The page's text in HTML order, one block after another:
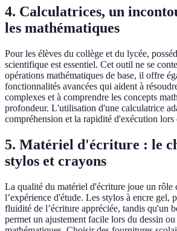
4. Calculatrices, un
les mathématiques
Pour les élèves du collège et du lycée,
scientifique est essentiel. Cet outil ne se
opérations mathématiques de base, il offre
fonctionnalités avancées qui aident à
complexes et à comprendre les concepts
profondeur. L'utilisation d'une calculatrice
compréhension et la rapidité d'exécution lors
5. Matériel d'écriture : le
stylos et crayons
La qualité du matériel d'écriture joue un rôle
l’expérience d'étude. Les stylos à encre gel,
fluidité de l’écriture appréciée, tandis qu'un
permet un ajustement facile lors du dessin